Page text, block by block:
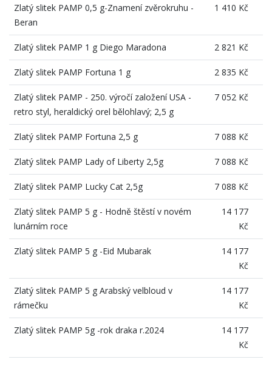
Zlatý slitek PAMP 0,5 g-Znamení zvěrokruhu -
Beran
1 410 Kč
Zlatý slitek PAMP 1 g Diego Maradona 2 821 Kč
Zlatý slitek PAMP Fortuna 1 g 2 835 Kč
Zlatý slitek PAMP - 250. výročí založení USA -
retro styl, heraldický orel bělohlavý; 2,5 g
7 052 Kč
Zlatý slitek PAMP Fortuna 2,5 g 7 088 Kč
Zlatý slitek PAMP Lady of Liberty 2,5g 7 088 Kč
Zlatý slitek PAMP Lucky Cat 2,5g 7 088 Kč
Zlatý slitek PAMP 5 g - Hodně štěstí v novém
lunárním roce
14 177
Kč
Zlatý slitek PAMP 5 g -Eid Mubarak
14 177
Kč
Zlatý slitek PAMP 5 g Arabský velbloud v
rámečku
14 177
Kč
Zlatý slitek PAMP 5g -rok draka r.2024
14 177
Kč